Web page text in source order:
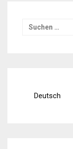
Suchen
Deutsch